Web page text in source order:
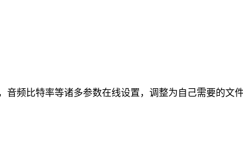
频比特率等诸多参数在线设置，调整为自己需要的文